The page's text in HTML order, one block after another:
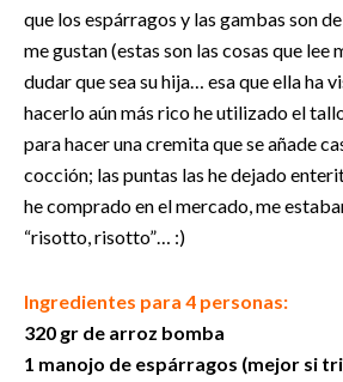
que los espárragos y las gambas son
me gustan (estas son las cosas que lee
dudar que sea su hija… esa que ella ha
hacerlo aún más rico he utilizado el
para hacer una cremita que se añade
cocción; las puntas las he dejado
he comprado en el mercado, me
“risotto, risotto”… :)
Ingredientes para 4 personas:
320 gr de arroz bomba
1 manojo de espárragos (mejor si